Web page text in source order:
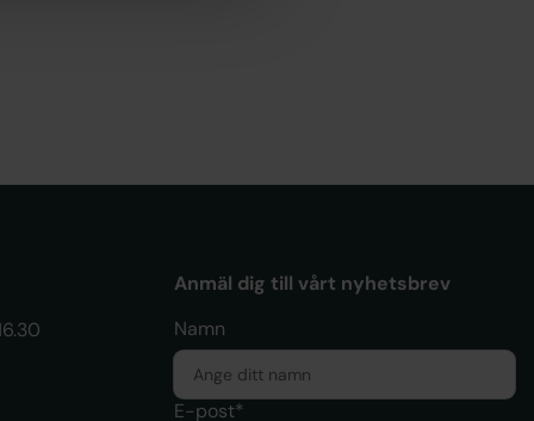
Anmäl dig till vårt nyhetsbrev
Namn
E-post*